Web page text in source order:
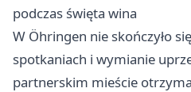
podczas święta wina
W Öhringen nie skończyło
spotkaniach i wymianie
partnerskim mieście